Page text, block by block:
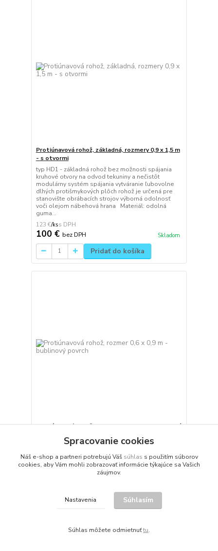
Protiúnavová rohož, základná, rozmery 0,9 x 1,5 m
- s otvormi
typ HD1 - základná rohož bez možnosti spájania
kruhové otvory na odvod tekuniny a nečistôt
modulárny systém spájania vytváranie ľubovolne
dlhých protišmykových plôch rohož je určená pre
stanovište obrábacích strojov výborná odolnosť
voči olejom nábehová hrana Materiál: odolná
guma...
123 €/ks
100 € bez DPH Skladom
Pridať do košíka
Protiúnavová rohož, rozmer 0,6 x 0,9 m - bublinový
špeciálny "bublinový" povrch extrémne odolná
nášľapná plocha určená pre pohodlné a bezpečné
státie osôb povrch aktívne pôsobí na odstránenie
únavy izoluje voči chladu skosené okraje vhodná
pre montážne pracoviská Materiál: Polyuretán s
ks
Pridať do košíka
Spracovanie cookies
Náš e-shop a partneri potrebujú Váš súhlas s použitím súborov
cookies, aby Vám mohli zobrazovať informácie týkajúce sa Vašich
záujmov.
Nastavenia Súhlasím
Súhlas môžete odmietnuťtu.